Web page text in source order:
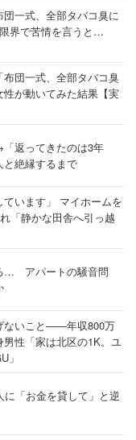
一式、全部タバコ臭に
界で苦情を言うと…
団一式、全部タバコ臭
が動いてみた結果【実
返ってきたのは3年
絶縁するまで
ています」 マイホームを
「静かな田舎へ引っ越
… アパートの騒音問
ないこと――年収800万
性「家は北区の1K。ユ
」
「お金を貸して」と逆